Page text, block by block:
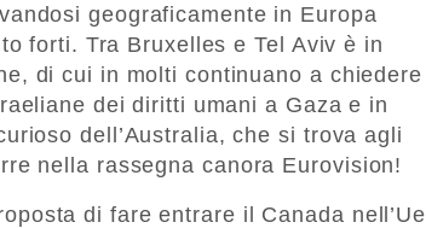
geograficamente in Europa
forti. Tra Bruxelles e Tel Aviv è in
di cui in molti continuano a chiedere
dei diritti umani a Gaza e in
dell’Australia, che si trova agli
nella rassegna canora Eurovision!
di fare entrare il Canada nell’Ue